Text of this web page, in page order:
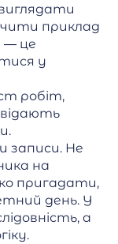
приклад
— це
у
робіт,
записи. Не
на
пригадати,
день. У
а